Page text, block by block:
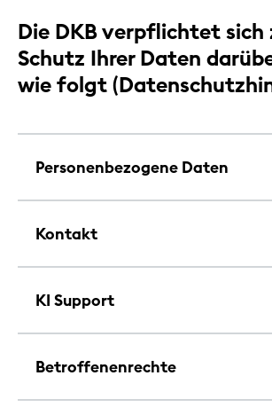
Die DKB verpflichtet sich
Schutz Ihrer Daten
wie folgt
Personenbezogene Daten
Kontakt
KI Support
Betroffenenrechte